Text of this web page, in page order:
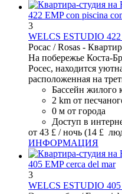
3
WELCS ESTUDIO 422
Росас / Rosas -
На побережье Коста-
Росес, находится
расположенная на
Бассейн жилого
2 km от
0 м от города
Доступ в
от 43 £ / ночь (14 £
ИНФОРМАЦИЯ
3
WELCS ESTUDIO 405